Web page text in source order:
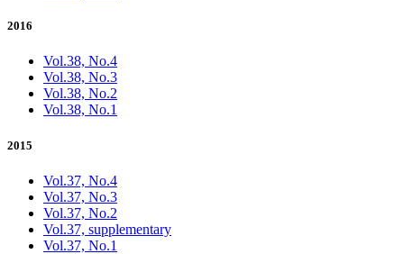
2016
Vol.38, No.4
Vol.38, No.3
Vol.38, No.2
Vol.38, No.1
2015
Vol.37, No.4
Vol.37, No.3
Vol.37, No.2
Vol.37, supplementary
Vol.37, No.1